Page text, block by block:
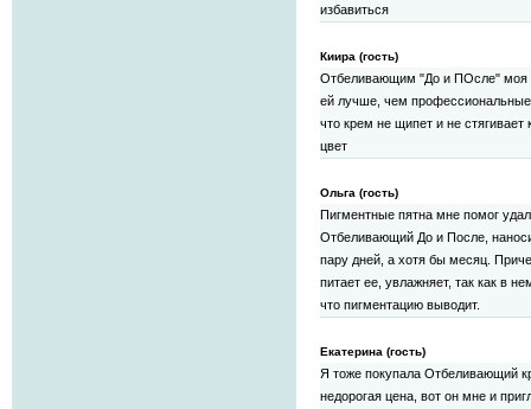
избавиться
Киира (гость)
Отбеливающим "До и ПОсле" моя
ей лучше, чем профессиональные
что крем не щипет и не стягивает
цвет
Ольга (гость)
Пигментные пятна мне помог
Отбеливающий До и После,
пару дней, а хотя бы месяц.
питает ее, увлажняет, так как в
что пигментацию выводит.
Екатерина (гость)
Я тоже покупала Отбеливающий
недорогая цена, вот он мне и